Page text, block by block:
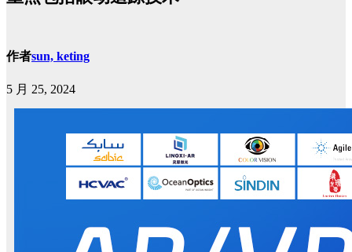
作者sun, keting
5 月 25, 2024